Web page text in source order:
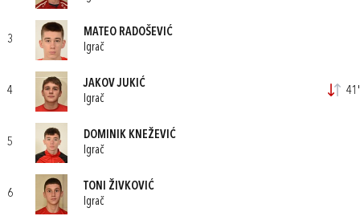
3
MATEO RADOŠEVIĆ
Igrač
4
JAKOV JUKIĆ
Igrač
41'
5
DOMINIK KNEŽEVIĆ
Igrač
6
TONI ŽIVKOVIĆ
Igrač